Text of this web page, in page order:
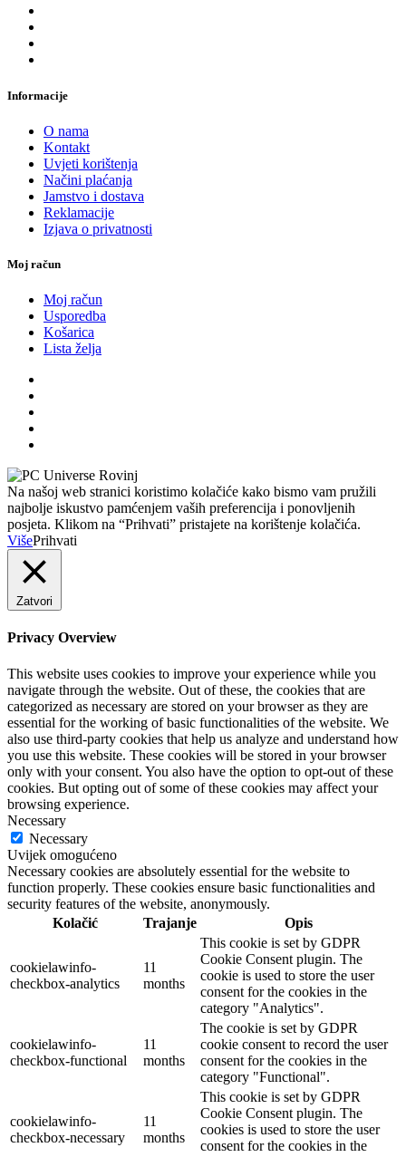
Informacije
O nama
Kontakt
Uvjeti korištenja
Načini plaćanja
Jamstvo i dostava
Reklamacije
Izjava o privatnosti
Moj račun
Moj račun
Usporedba
Košarica
Lista želja
Na našoj web stranici koristimo kolačiće kako bismo vam pružili
najbolje iskustvo pamćenjem vaših preferencija i ponovljenih
posjeta. Klikom na “Prihvati” pristajete na korištenje kolačića.
VišePrihvati
Zatvori
Privacy Overview
This website uses cookies to improve your experience while you
navigate through the website. Out of these, the cookies that are
categorized as necessary are stored on your browser as they are
essential for the working of basic functionalities of the website. We
also use third-party cookies that help us analyze and understand how
you use this website. These cookies will be stored in your browser
only with your consent. You also have the option to opt-out of these
cookies. But opting out of some of these cookies may affect your
browsing experience.
Necessary
Necessary
Uvijek omogućeno
Necessary cookies are absolutely essential for the website to
function properly. These cookies ensure basic functionalities and
security features of the website, anonymously.
Kolačić
Trajanje Opis
cookielawinfo-
checkbox-analytics
11
months
This cookie is set by GDPR
Cookie Consent plugin. The
cookie is used to store the user
consent for the cookies in the
category "Analytics".
cookielawinfo-
checkbox-functional
11
months
The cookie is set by GDPR
cookie consent to record the user
consent for the cookies in the
category "Functional".
cookielawinfo-
checkbox-necessary
11
months
This cookie is set by GDPR
Cookie Consent plugin. The
cookies is used to store the user
consent for the cookies in the